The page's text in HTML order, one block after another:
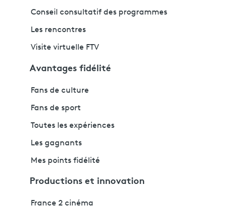
Conseil consultatif des programmes
Les rencontres
Visite virtuelle FTV
Avantages fidélité
Fans de culture
Fans de sport
Toutes les expériences
Les gagnants
Mes points fidélité
Productions et innovation
France 2 cinéma